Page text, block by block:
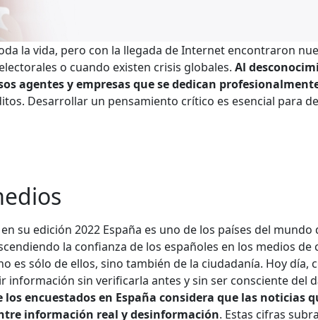
la vida, pero con la llegada de Internet encontraron
o cuando existen crisis globales. Al
agentes y empresas que se dedican
Desarrollar un pensamiento crítico es esencial para
su edición 2022 España es uno de los países del
la confianza de los españoles en los medios
es sólo de ellos, sino también de la ciudadanía. Hoy
sin verificarla antes y sin ser consciente del
los encuestados en España considera que las noticias
información real y desinformación. Estas cifras